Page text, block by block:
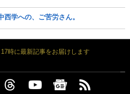
学への、ご苦労さん。
時に最新記事をお届けします